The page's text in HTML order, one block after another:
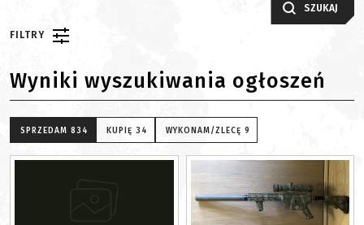
SZUKAJ
FILTRY
Wyniki wyszukiwania ogłoszeń
SPRZEDAM 834 KUPIĘ 34 WYKONAM/ZLECĘ 9